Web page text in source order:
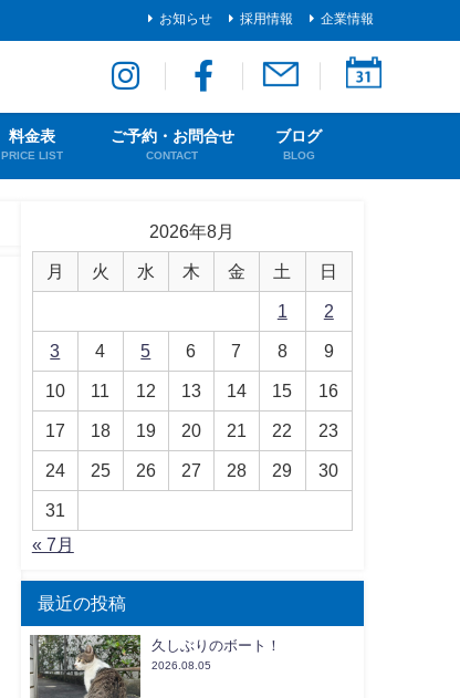
お知らせ 採用情報 企業情報
料金表
PRICE LIST
ご予約・お問合せ
CONTACT
ブログ
BLOG
2026年8月
月 火 水 木 金 土 日
1 2
3 4 5 6 7 8 9
10 11 12 13 14 15 16
17 18 19 20 21 22 23
24 25 26 27 28 29 30
31
« 7月
最近の投稿
久しぶりのボート！
2026.08.05